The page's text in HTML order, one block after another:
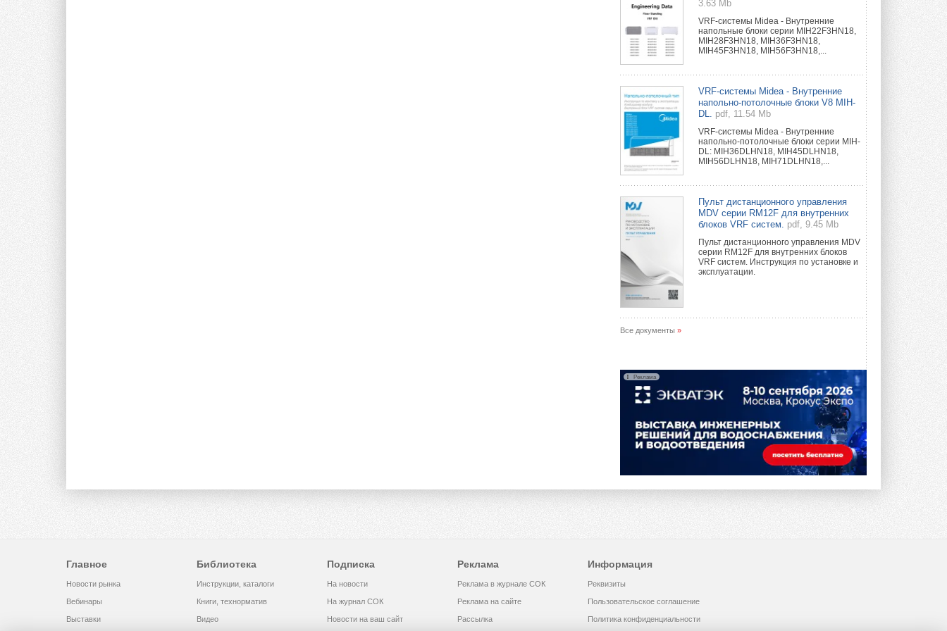
3.63 Mb
VRF-системы Midea - Внутренние
напольные блоки серии MIH22F3HN18,
MIH28F3HN18, MIH36F3HN18,
MIH45F3HN18, MIH56F3HN18,...
VRF-системы Midea - Внутренние
напольно-потолочные блоки V8 MIH-
DL.
pdf, 11.54 Mb
VRF-системы Midea - Внутренние
напольно-потолочные блоки серии MIH-
DL: MIH36DLHN18, MIH45DLHN18,
MIH56DLHN18, MIH71DLHN18,...
Пульт дистанционного управления
MDV серии RM12F для внутренних
блоков VRF систем.
pdf, 9.45 Mb
Пульт дистанционного управления MDV
серии RM12F для внутренних блоков
VRF систем. Инструкция по установке и
эксплуатации.
Все документы »
Реклама
Главное
Новости рынка
Вебинары
Выставки
Библиотека
Инструкции, каталоги
Книги, технорматив
Видео
Подписка
На новости
На журнал СОК
Новости на ваш сайт
Реклама
Реклама в журнале СОК
Реклама на сайте
Рассылка
Информация
Реквизиты
Пользовательское соглашение
Политика конфиденциальности